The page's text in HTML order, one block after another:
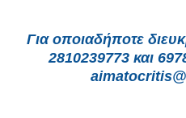
Για οποιαδήποτε
2810239773 και